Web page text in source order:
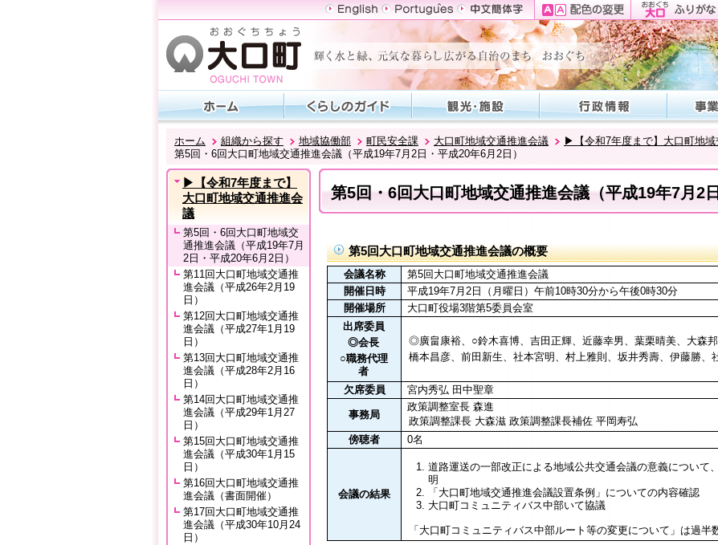
ホーム 組織から探す 地域協働部 町民安全課 大口町地域交通推進会議
▶【令和7年度まで】大口町地域
第5回・6回大口町地域交通推進会議（平成19年7月2日・平成20年6月2日）
▶【令和7年度まで】
大口町地域交通推進会
議
第5回・6回大口町地域交
通推進会議（平成19年7月
2日・平成20年6月2日）
第11回大口町地域交通推
進会議（平成26年2月19
日）
第12回大口町地域交通推
進会議（平成27年1月19
日）
第13回大口町地域交通推
進会議（平成28年2月16
日）
第14回大口町地域交通推
進会議（平成29年1月27
日）
第15回大口町地域交通推
進会議（平成30年1月15
日）
第16回大口町地域交通推
進会議（書面開催）
第17回大口町地域交通推
進会議（平成30年10月24
日）
第5回・6回大口町地域交通推進会議（平成19年7月2
第5回大口町地域交通推進会議の概要
会議名称
第5回大口町地域交通推進会議
開催日時
平成19年7月2日（月曜日）午前10時30分から午後0時30分
開催場所
大口町役場3階第5委員会室
出席委員
◎会長
○職務代理
者
◎廣畠康裕、○鈴木喜博、吉田正輝、近藤幸男、葉栗晴美、大森
橋本昌彦、前田新生、社本宮明、村上雅則、坂井秀壽、伊藤勝、
欠席委員 宮内秀弘 田中聖章
事務局
政策調整室長 森進
政策調整課長 大森滋 政策調整課長補佐 平岡寿弘
傍聴者
0名
会議の結果
道路運送の一部改正による地域公共交通会議の意義について
明
「大口町地域交通推進会議設置条例」についての内容確認
大口町コミュニティバス中部いて協議
「大口町コミュニティバス中部ルート等の変更について」は過